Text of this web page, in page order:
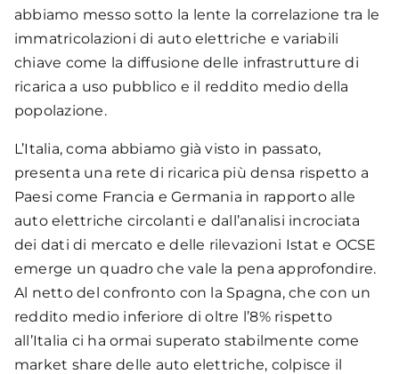
26.029
Totale location
Punti di ricarica
4.001 – 8.500
1.001 – 4.000
0 – 1.000
Lenta slow Accelerata o quick Fast
Ultra Fast e High Power Chargers
abbiamo messo sotto la lente la correlazione tra le
immatricolazioni di auto elettriche e variabili
chiave come la diffusione delle infrastrutture di
ricarica a uso pubblico e il reddito medio della
popolazione.
L’Italia, coma abbiamo già visto in passato,
presenta una rete di ricarica più densa rispetto a
Paesi come Francia e Germania in rapporto alle
auto elettriche circolanti e dall’analisi incrociata
dei dati di mercato e delle rilevazioni Istat e OCSE
emerge un quadro che vale la pena approfondire.
Al netto del confronto con la Spagna, che con un
reddito medio inferiore di oltre l’8% rispetto
all’Italia ci ha ormai superato stabilmente come
market share delle auto elettriche, colpisce il